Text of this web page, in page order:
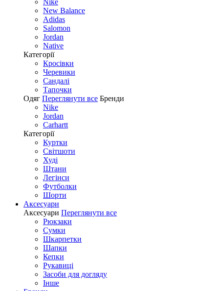
Nike
New Balance
Adidas
Salomon
Jordan
Native
Категорії
Кросівки
Черевики
Сандалі
Tапочки
Одяг Переглянути все Бренди
Nike
Jordan
Carhartt
Категорії
Куртки
Світшоти
Худі
Штани
Легінси
Футболки
Шорти
Аксесуари
Аксесуари Переглянути все
Рюкзаки
Сумки
Шкарпетки
Шапки
Кепки
Рукавиці
Засоби для догляду
Інше